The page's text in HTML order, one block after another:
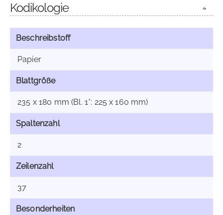
Kodikologie
Beschreibstoff
Papier
Blattgröße
235 x 180 mm (Bl. 1*: 225 x 160 mm)
Spaltenzahl
2
Zeilenzahl
37
Besonderheiten